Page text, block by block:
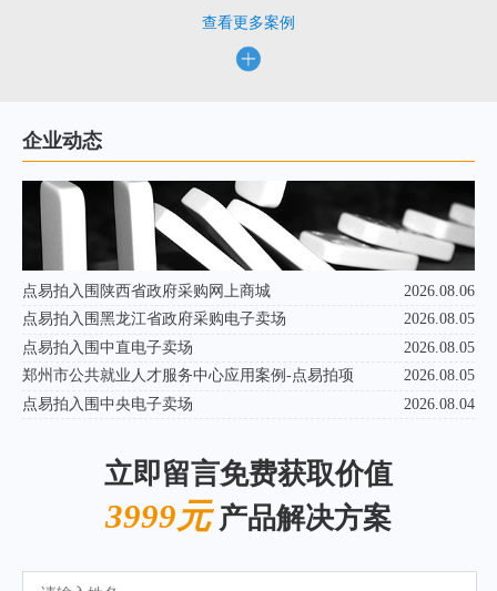
查看更多案例
企业动态
点易拍入围陕西省政府采购网上商城
2026.08.06
点易拍入围黑龙江省政府采购电子卖场
2026.08.05
点易拍入围中直电子卖场
2026.08.05
郑州市公共就业人才服务中心应用案例-点易拍项
2026.08.05
点易拍入围中央电子卖场
2026.08.04
立即留言免费获取价值
3999元产品解决方案